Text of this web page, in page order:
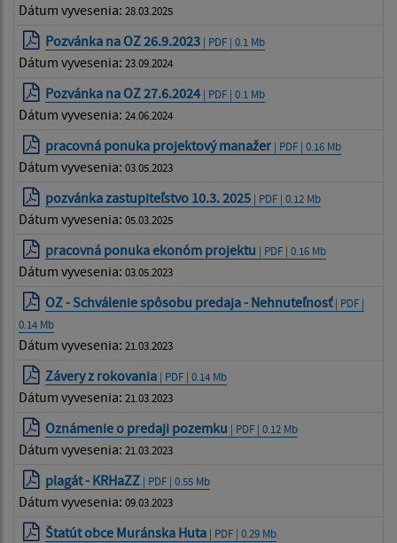
Dátum vyvesenia: 28.03.2025
Pozvánka na OZ 26.9.2023 | PDF | 0.1 Mb
Dátum vyvesenia: 23.09.2024
Pozvánka na OZ 27.6.2024 | PDF | 0.1 Mb
Dátum vyvesenia: 24.06.2024
pracovná ponuka projektový manažer | PDF | 0.16 Mb
Dátum vyvesenia: 03.05.2023
pozvánka zastupiteľstvo 10.3. 2025 | PDF | 0.12 Mb
Dátum vyvesenia: 05.03.2025
pracovná ponuka ekonóm projektu | PDF | 0.16 Mb
Dátum vyvesenia: 03.05.2023
OZ - Schválenie spôsobu predaja - Nehnuteľnosť| PDF |
0.14 Mb
Dátum vyvesenia: 21.03.2023
Závery z rokovania | PDF | 0.14 Mb
Dátum vyvesenia: 21.03.2023
Oznámenie o predaji pozemku | PDF | 0.12 Mb
Dátum vyvesenia: 21.03.2023
plagát - KRHaZZ | PDF | 0.55 Mb
Dátum vyvesenia: 09.03.2023
Štatút obce Muránska Huta | PDF | 0.29 Mb